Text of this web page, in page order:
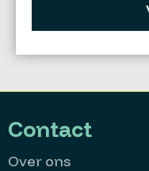
Contact
Over ons